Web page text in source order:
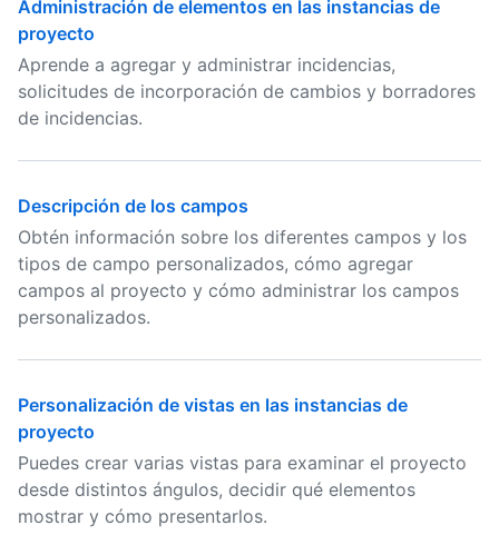
Administración de elementos en las instancias de
proyecto
Aprende a agregar y administrar incidencias,
solicitudes de incorporación de cambios y borradores
de incidencias.
Descripción de los campos
Obtén información sobre los diferentes campos y los
tipos de campo personalizados, cómo agregar
campos al proyecto y cómo administrar los campos
personalizados.
Personalización de vistas en las instancias de
proyecto
Puedes crear varias vistas para examinar el proyecto
desde distintos ángulos, decidir qué elementos
mostrar y cómo presentarlos.